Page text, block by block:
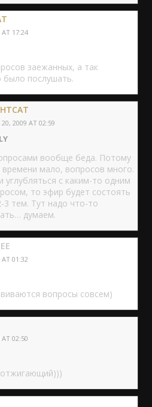
AT 17:24
заежанных, а так
было послушать.
20, 2009 AT 02:59
вообще беда. Потому
времени мало, вопросов много.
углубляться с каким-то одним
то эфир будет состоять
3 тем. Тут надо что-то
думаем.
AT 01:32
вопросы совсем)
AT 02:50